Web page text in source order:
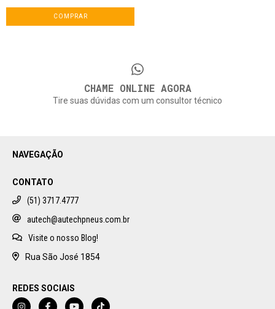
COMPRAR
CHAME ONLINE AGORA
Tire suas dúvidas com um consultor técnico
NAVEGAÇÃO
CONTATO
(51) 3717.4777
autech@autechpneus.com.br
Visite o nosso Blog!
Rua São José 1854
REDES SOCIAIS